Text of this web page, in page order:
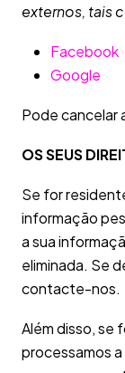
externos, tais
Facebook
Google
Pode cancelar
OS SEUS
Se for
informação
a sua
eliminada. Se
contacte-nos.
Além disso, se
processamos